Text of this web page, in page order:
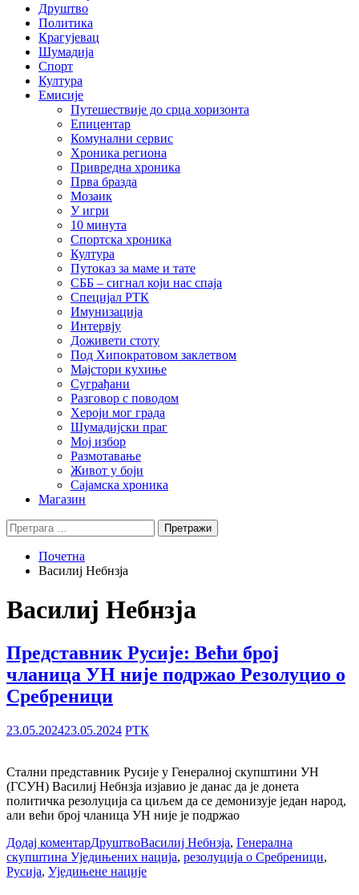
Друштво
Политика
Крагујевац
Шумадија
Спорт
Култура
Емисије
Путешествије до срца хоризонта
Епицентар
Комунални сервис
Хроника региона
Привредна хроника
Прва бразда
Мозаик
У игри
10 минута
Спортска хроника
Култура
Путоказ за маме и тате
СББ – сигнал који нас спаја
Специјал РТК
Имунизација
Интервју
Доживети стоту
Под Хипократовом заклетвом
Мајстори кухиње
Суграђани
Разговор с поводом
Хероји мог града
Шумадијски праг
Мој избор
Размотавање
Живот у боји
Сајамска хроника
Магазин
Претрага
за:
Почетна
Василиј Небнзја
Василиј Небнзја
Представник Русије: Већи број
чланица УН није подржао Резолуцио о
Сребреници
23.05.202423.05.2024 РТК
Стални представник Русије у Генералној скупштини УН
(ГСУН) Василиј Небнзја изјавио је данас да је донета
политичка резолуција са циљем да се демонизује један народ,
али већи број чланица УН није је подржао
Додај коментарДруштвоВасилиј Небнзја, Генерална
скупштина Уједињених нација, резолуција о Сребреници,
Русија, Уједињене нације